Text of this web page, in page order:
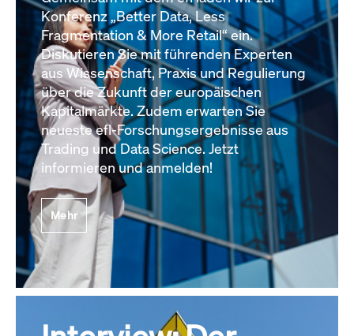
Konferenz „Better Data, Less
Fragmentation & More Retail“ ein.
Diskutieren Sie mit führenden Experten
aus Wissenschaft, Praxis und Regulierung
über die Zukunft der europäischen
Kapitalmärkte. Zudem erwarten Sie
neueste efl-Forschungsergebnisse aus
Trading und Data Science. Jetzt
informieren und anmelden!
Mehr